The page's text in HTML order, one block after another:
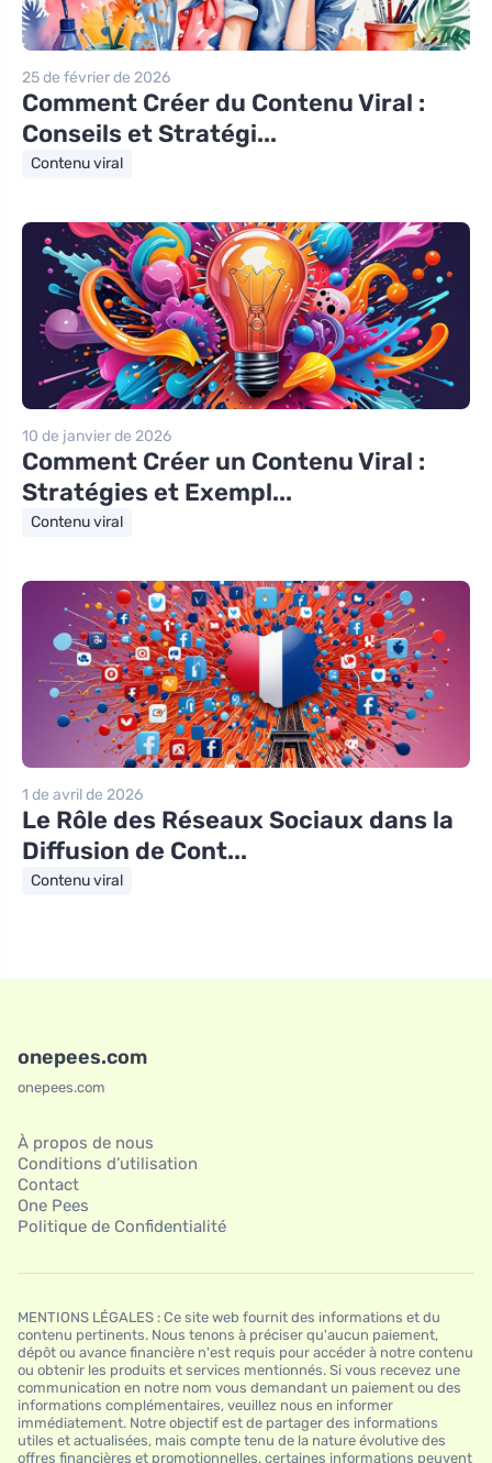
25 de février de 2026
Comment Créer du Contenu Viral :
Conseils et Stratégi...
Contenu viral
10 de janvier de 2026
Comment Créer un Contenu Viral :
Stratégies et Exempl...
Contenu viral
1 de avril de 2026
Le Rôle des Réseaux Sociaux dans la
Diffusion de Cont...
Contenu viral
onepees.com
onepees.com
À propos de nous
Conditions d’utilisation
Contact
One Pees
Politique de Confidentialité
MENTIONS LÉGALES : Ce site web fournit des informations et du
contenu pertinents. Nous tenons à préciser qu'aucun paiement,
dépôt ou avance financière n'est requis pour accéder à notre contenu
ou obtenir les produits et services mentionnés. Si vous recevez une
communication en notre nom vous demandant un paiement ou des
informations complémentaires, veuillez nous en informer
immédiatement. Notre objectif est de partager des informations
utiles et actualisées, mais compte tenu de la nature évolutive des
offres financières et promotionnelles, certaines informations peuvent